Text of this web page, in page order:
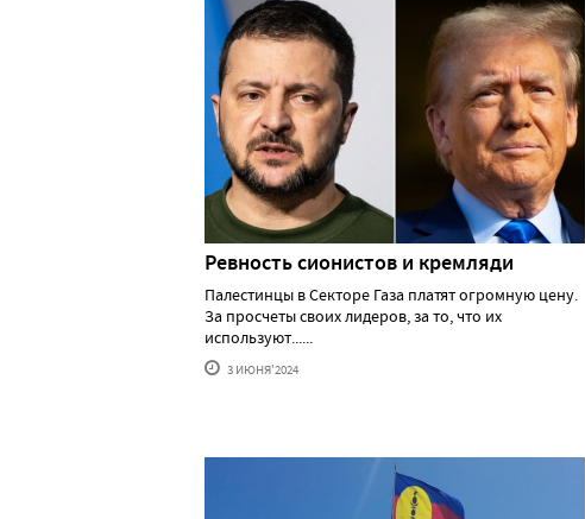
Ревность сионистов и кремляди
Палестинцы в Секторе Газа платят огромную цену.
За просчеты своих лидеров, за то, что их
используют......
3 ИЮНЯ'2024